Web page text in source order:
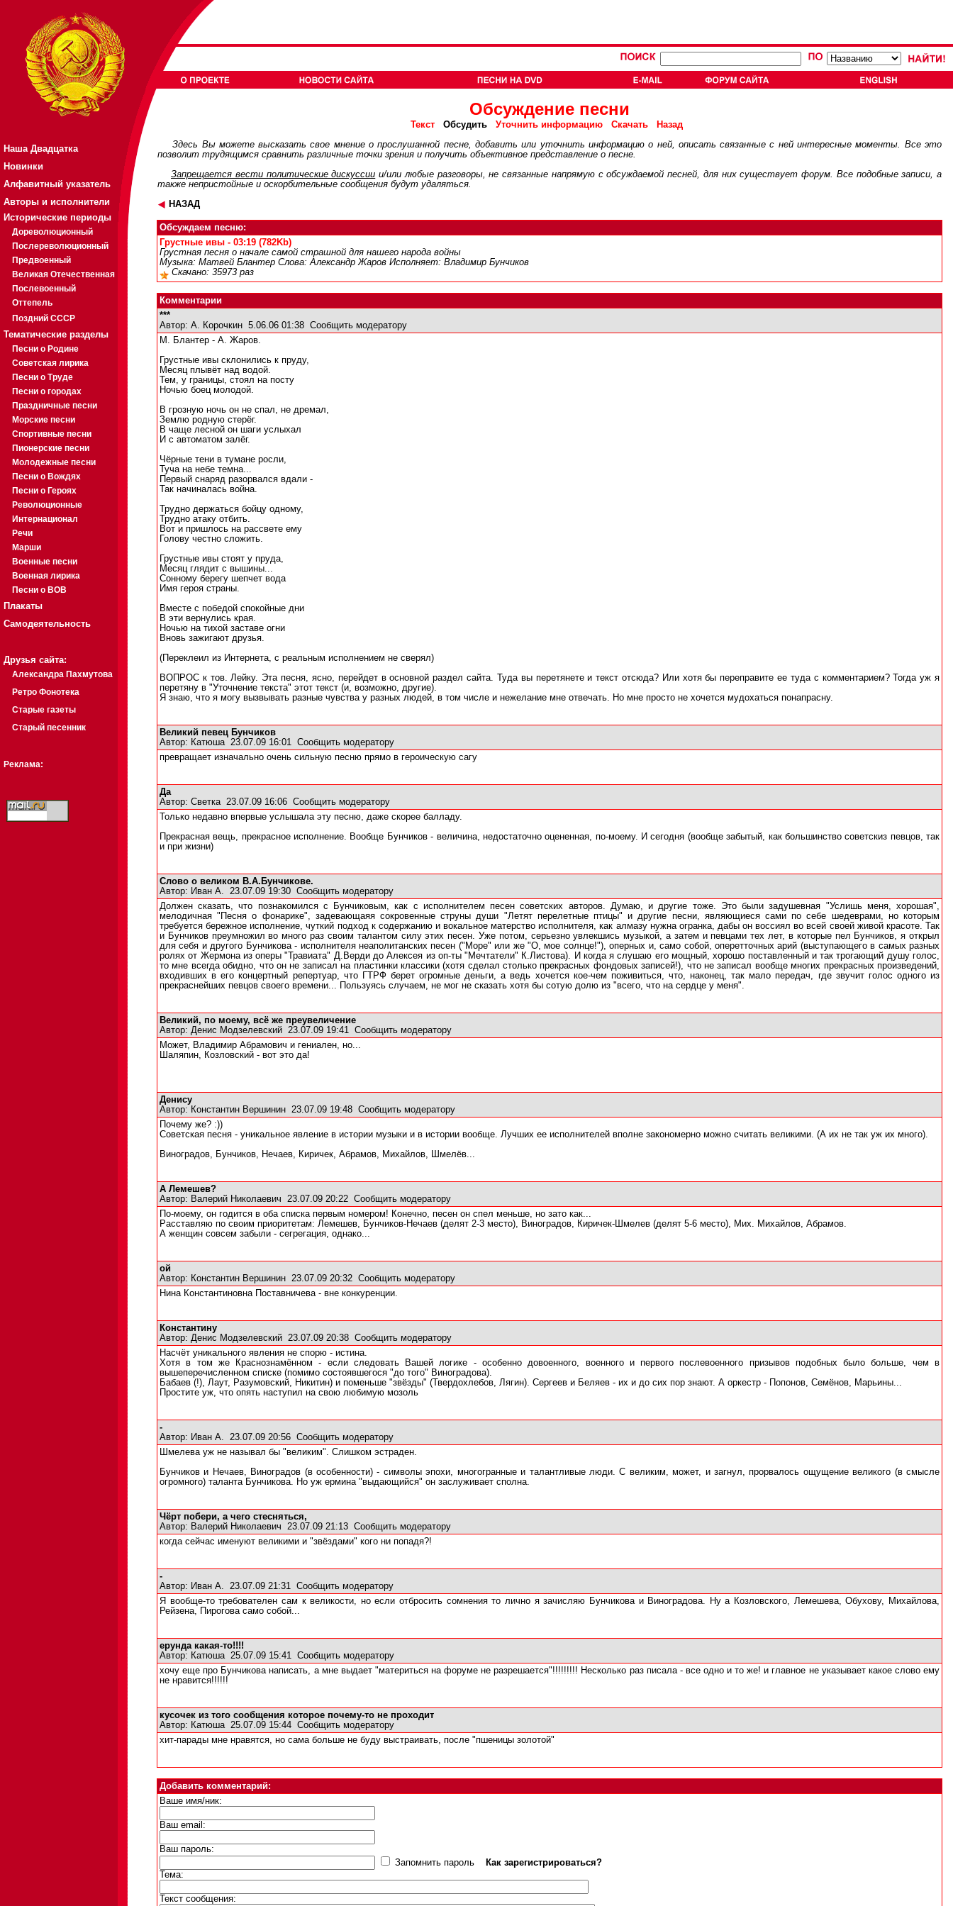
Наша Двадцатка
Новинки
Алфавитный указатель
Авторы и исполнители
Исторические периоды
Дореволюционный
Послереволюционный
Предвоенный
Великая Отечественная
Послевоенный
Оттепель
Поздний СССР
Тематические разделы
Песни о Родине
Советская лирика
Песни о Труде
Песни о городах
Праздничные песни
Морские песни
Спортивные песни
Пионерские песни
Молодежные песни
Песни о Вождях
Песни о Героях
Революционные
Интернационал
Речи
Марши
Военные песни
Военная лирика
Песни о ВОВ
Плакаты
Самодеятельность
Друзья сайта:
Александра Пахмутова
Ретро Фонотека
Старые газеты
Старый песенник
Реклама:
Обсуждение песни
Текст Обсудить Уточнить информацию Скачать
Назад
Здесь Вы можете высказать свое мнение о прослушанной песне, добавить или уточнить информацию о ней, описать связанные с ней интересные моменты. Все это
позволит трудящимся сравнить различные точки зрения и получить объективное представление о песне.
Запрещается вести политические дискуcсии и/или любые разговоры, не связанные напрямую с обсуждаемой песней, для них существует форум. Все подобные записи, а
также непристойные и оскорбительные сообщения будут удаляться.
НАЗАД
Обсуждаем песню:
Грустные ивы - 03:19 (782Kb)
Грустная песня о начале самой страшной для нашего народа войны
Музыка: Матвей Блантер Слова: Александр Жаров Исполняет: Владимир Бунчиков
Скачано: 35973 раз
Комментарии
***
Автор: А. Корочкин 5.06.06 01:38 Сообщить модератору
М. Блантер - А. Жаров.
Грустные ивы склонились к пруду,
Месяц плывёт над водой.
Тем, у границы, стоял на посту
Ночью боец молодой.
В грозную ночь он не спал, не дремал,
Землю родную стерёг.
В чаще лесной он шаги услыхал
И с автоматом залёг.
Чёрные тени в тумане росли,
Туча на небе темна...
Первый снаряд разорвался вдали -
Так начиналась война.
Трудно держаться бойцу одному,
Трудно атаку отбить.
Вот и пришлось на рассвете ему
Голову честно сложить.
Грустные ивы стоят у пруда,
Месяц глядит с вышины...
Сонному берегу шепчет вода
Имя героя страны.
Вместе с победой спокойные дни
В эти вернулись края.
Ночью на тихой заставе огни
Вновь зажигают друзья.
(Переклеил из Интернета, с реальным исполнением не сверял)
ВОПРОС к тов. Лейку. Эта песня, ясно, перейдет в основной раздел сайта. Туда вы перетянете и текст отсюда? Или хотя бы переправите ее туда с комментарием? Тогда уж я
перетяну в "Уточнение текста" этот текст (и, возможно, другие).
Я знаю, что я могу вызвывать разные чувства у разных людей, в том числе и нежелание мне отвечать. Но мне просто не хочется мудохаться понапрасну.
Великий певец Бунчиков
Автор: Катюша23.07.09 16:01 Сообщить модератору
превращает изначально очень сильную песню прямо в героическую сагу
Да
Автор: Светка23.07.09 16:06 Сообщить модератору
Только недавно впервые услышала эту песню, даже скорее балладу.
Прекрасная вещь, прекрасное исполнение. Вообще Бунчиков - величина, недостаточно оцененная, по-моему. И сегодня (вообще забытый, как большинство советскиз певцов, так
и при жизни)
Слово о великом В.А.Бунчикове.
Автор: Иван А. 23.07.09 19:30 Сообщить модератору
Должен сказать, что познакомился с Бунчиковым, как с исполнителем песен советских авторов. Думаю, и другие тоже. Это были задушевная "Услишь меня, хорошая",
мелодичная "Песня о фонарике", задевающаяя сокровенные струны души "Летят перелетные птицы" и другие песни, являющиеся сами по себе шедеврами, но которым
требуется бережное исполнение, чуткий подход к содержанию и вокальное матерство исполнителя, как алмазу нужна огранка, дабы он воссиял во всей своей живой красоте. Так
и Бунчиков преумножил во много раз своим талантом силу этих песен. Уже потом, серьезно увлекшись музыкой, а затем и певцами тех лет, в которые пел Бунчиков, я открыл
для себя и другого Бунчикова - исполнителя неаполитанских песен ("Море" или же "О, мое солнце!"), оперных и, само собой, оперетточных арий (выступающего в самых разных
ролях от Жермона из оперы "Травиата" Д.Верди до Алексея из оп-ты "Мечтатели" К.Листова). И когда я слушаю его мощный, хорошо поставленный и так трогающий душу голос,
то мне всегда обидно, что он не записал на пластинки классики (хотя сделал столько прекрасных фондовых записей!), что не записал вообще многих прекрасных произведений,
входивших в его концертный репертуар, что ГТРФ берет огромные деньги, а ведь хочется кое-чем поживиться, что, наконец, так мало передач, где звучит голос одного из
прекраснейших певцов своего времени... Пользуясь случаем, не мог не сказать хотя бы сотую долю из "всего, что на сердце у меня".
Великий, по моему, всё же преувеличение
Автор: Денис Модзелевский 23.07.09 19:41 Сообщить модератору
Может, Владимир Абрамович и гениален, но...
Шаляпин, Козловский - вот это да!
Денису
Автор: Константин Вершинин 23.07.09 19:48 Сообщить модератору
Почему же? :))
Советская песня - уникальное явление в истории музыки и в истории вообще. Лучших ее исполнителей вполне закономерно можно считать великими. (А их не так уж их много).
Виноградов, Бунчиков, Нечаев, Киричек, Абрамов, Михайлов, Шмелёв...
А Лемешев?
Автор: Валерий Николаевич 23.07.09 20:22 Сообщить модератору
По-моему, он годится в оба списка первым номером! Конечно, песен он спел меньше, но зато как...
Расставляю по своим приоритетам: Лемешев, Бунчиков-Нечаев (делят 2-3 место), Виноградов, Киричек-Шмелев (делят 5-6 место), Мих. Михайлов, Абрамов.
А женщин совсем забыли - сегрегация, однако...
ой
Автор: Константин Вершинин 23.07.09 20:32 Сообщить модератору
Нина Константиновна Поставничева - вне конкуренции.
Константину
Автор: Денис Модзелевский 23.07.09 20:38 Сообщить модератору
Насчёт уникального явления не спорю - истина.
Хотя в том же Краснознамённом - если следовать Вашей логике - особенно довоенного, военного и первого послевоенного призывов подобных было больше, чем в
вышеперечисленном списке (помимо состоявшегося "до того" Виноградова).
Бабаев (!), Лаут, Разумовский, Никитин) и поменьше "звёзды" (Твердохлебов, Лягин). Сергеев и Беляев - их и до сих пор знают. А оркестр - Попонов, Семёнов, Марьины...
Простите уж, что опять наступил на свою любимую мозоль
-
Автор: Иван А. 23.07.09 20:56 Сообщить модератору
Шмелева уж не называл бы "великим". Слишком эстраден.
Бунчиков и Нечаев, Виноградов (в особенности) - символы эпохи, многогранные и талантливые люди. С великим, может, и загнул, прорвалось ощущение великого (в смысле
огромного) таланта Бунчикова. Но уж ермина "выдающийся" он заслуживает сполна.
Чёрт побери, а чего стесняться,
Автор: Валерий Николаевич 23.07.09 21:13 Сообщить модератору
когда сейчас именуют великими и "звёздами" кого ни попадя?!
-
Автор: Иван А. 23.07.09 21:31 Сообщить модератору
Я вообще-то требователен сам к великости, но если отбросить сомнения то лично я зачисляю Бунчикова и Виноградова. Ну а Козловского, Лемешева, Обухову, Михайлова,
Рейзена, Пирогова само собой...
ерунда какая-то!!!!
Автор: Катюша25.07.09 15:41 Сообщить модератору
хочу еще про Бунчикова написать, а мне выдает "материться на форуме не разрешается"!!!!!!!!! Несколько раз писала - все одно и то же! и главное не указывает какое слово ему
не нравится!!!!!!
кусочек из того сообщения которое почему-то не проходит
Автор: Катюша25.07.09 15:44 Сообщить модератору
хит-парады мне нравятся, но сама больше не буду выстраивать, после "пшеницы золотой"
Добавить комментарий:
Ваше имя/ник:
Ваш email:
Ваш пароль:
Запомнить пароль
Как зарегистрироваться?
Тема:
Текст сообщения: